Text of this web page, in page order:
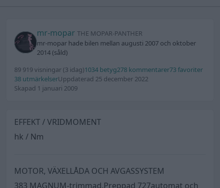
mr-mopar THE MOPAR-PANTHER
mr-mopar hade bilen mellan augusti 2007 och oktober
2014 (såld)
89 919 visningar (3 idag)1034 betyg278 kommentarer73 favoriter
38 utmärkelserUppdaterad 25 december 2022
Skapad 1 januari 2009
EFFEKT / VRIDMOMENT
hk / Nm
MOTOR, VÄXELLÅDA OCH AVGASSYSTEM
383 MAGNUM-trimmad,Preppad 727automat och